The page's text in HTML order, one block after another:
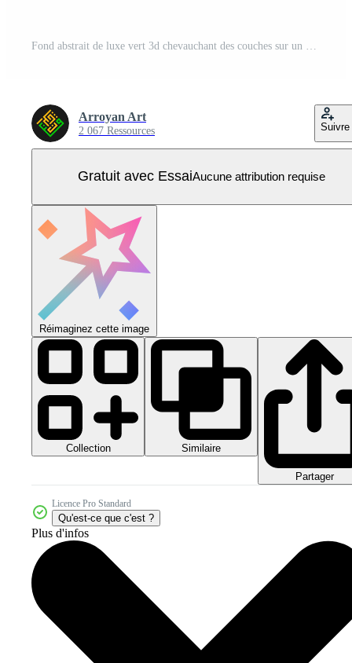
Arroyan Art
2 067 Ressources Suivre
Gratuit avec EssaiAucune attribution requise
Réimaginez cette image
Collection Similaire
Partager
Licence Pro Standard
Qu'est-ce que c'est ?
Plus d'infos